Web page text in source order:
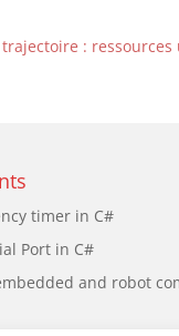
: ressources
timer in C#
Port in C#
and robot